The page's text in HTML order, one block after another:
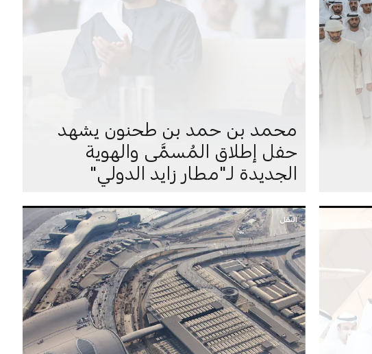
محمد بن حمد بن طحنون يشهد
حفل إطلاق المُسمَّى والهوية
الجديدة لـ"مطار زايد الدولي"
النقل